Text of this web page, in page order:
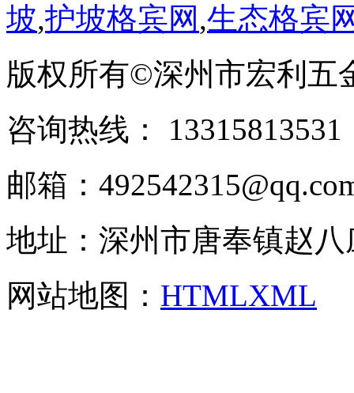
坡,护坡格宾网 ,生态格宾
版权所有©深州市宏利五
咨询热线：
邮箱：
地址：深州市唐奉镇赵
网站地图： HTMLXML